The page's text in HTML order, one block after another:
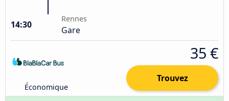
14:30
Rennes
Gare
Économique
35 €
Trouvez